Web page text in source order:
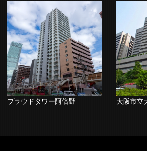
プラウドタワー阿倍野 大阪市立